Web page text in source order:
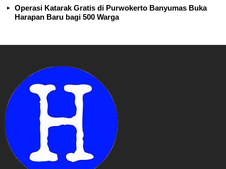
Operasi Katarak Gratis di Purwokerto Banyumas Buka
Harapan Baru bagi 500 Warga